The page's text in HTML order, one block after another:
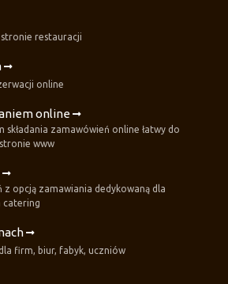
restauracji
online
online
zamawówień online łatwy do
www
opcją zamawiania dedykowaną dla
catering
firm, biur, fabyk, uczniów